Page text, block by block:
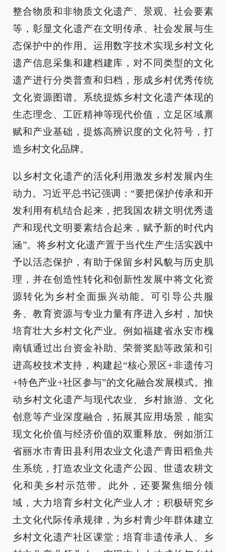
整合物质和非物质文化遗产、景观、社会要素
等，彰显文化遗产在文明传承、社会发展与生
态保护中的作用。运用数字技术实现乡村文化
遗产信息采集和建档建库，对不同类型的文化
遗产进行分类普查和归档，形成乡村优秀传统
文化资源图谱。系统提炼乡村文化遗产体现的
生态理念、工匠精神等现代价值，立足区域禀
赋和产业基础，提炼高辨识度的文化符号，打
造乡村文化品牌。
以乡村文化遗产的活化利用激发乡村发展内生
动力。习近平总书记强调：“要把保护传承和开
发利用有机结合起来，把我国农耕文明优秀遗
产和现代文明要素结合起来，赋予新的时代内
涵”。将乡村文化遗产置于当代生产生活实践中
予以活态保护，有助于保留乡村风貌与历史肌
理，并在创造性转化和创新性发展中将文化资
源转化为乡村全面振兴动能。可引导公共服
务、教育资源与专业力量有序进入乡村，加快
培育壮大乡村文化产业。例如福建省永安市槐
南镇通过出台资金补助、荣誉奖励等政策和引
进高校技术支持，构建起“核心景区+非遗传习
+特色产业+社区参与”的文化融合发展模式。推
动乡村文化遗产与现代农业、乡村旅游、文化
创意等产业深度融合，拓展其应用场景，能实
现文化价值与经济价值的双重释放。例如浙江
省丽水市青田县利用农业文化遗产青田稻鱼共
生系统，打造农业文化遗产公园、世遗农耕文
化和美乡村示范带。此外，还要聚焦细分领
域，大力培育乡村文化产业人才；积极研究乡
土文化代际传承规律，为乡村青少年群体建立
乡村文化遗产社区课堂；培育非遗传承人、乡